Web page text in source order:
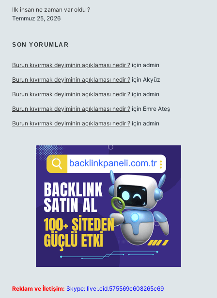
Ilk insan ne zaman var oldu ?
Temmuz 25, 2026
SON YORUMLAR
Burun kıvırmak deyiminin açıklaması nedir ? için admin
Burun kıvırmak deyiminin açıklaması nedir ? için Akyüz
Burun kıvırmak deyiminin açıklaması nedir ? için admin
Burun kıvırmak deyiminin açıklaması nedir ? için Emre Ateş
Burun kıvırmak deyiminin açıklaması nedir ? için admin
Reklam ve İletişim: Skype: live:.cid.575569c608265c69